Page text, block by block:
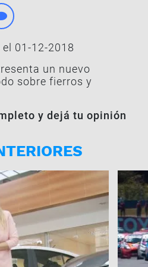
01-12-2018
un nuevo
sobre fierros y
y dejá tu opinión